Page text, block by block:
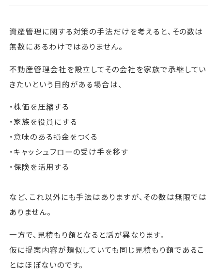
資産管理に関する対策の手法だけを考えると、その数は
無数にあるわけではありません。
不動産管理会社を設立してその会社を家族で承継してい
きたいという目的がある場合は、
・株価を圧縮する
・家族を役員にする
・意味のある損金をつくる
・キャッシュフローの受け手を移す
・保険を活用する
など、これ以外にも手法はありますが、その数は無限では
ありません。
一方で、見積もり額となると話が異なります。
仮に提案内容が類似していても同じ見積もり額であるこ
とはほぼないのです。